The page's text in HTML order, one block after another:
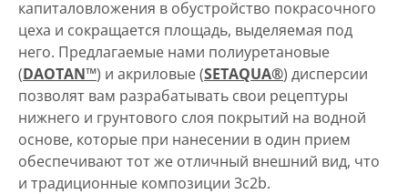
капиталовложения в обустройство покрасочного
цеха и сокращается площадь, выделяемая под
него. Предлагаемые нами полиуретановые
(DAOTAN™) и акриловые (SETAQUA®) дисперсии
позволят вам разрабатывать свои рецептуры
нижнего и грунтового слоя покрытий на водной
основе, которые при нанесении в один прием
обеспечивают тот же отличный внешний вид, что
и традиционные композиции 3c2b.